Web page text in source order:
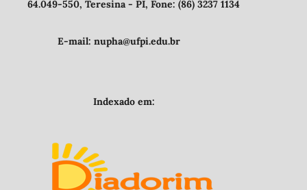
64.049-550, Teresina - PI, Fone: (86) 3237 1134
E-mail: nupha@ufpi.edu.br
Indexado em: